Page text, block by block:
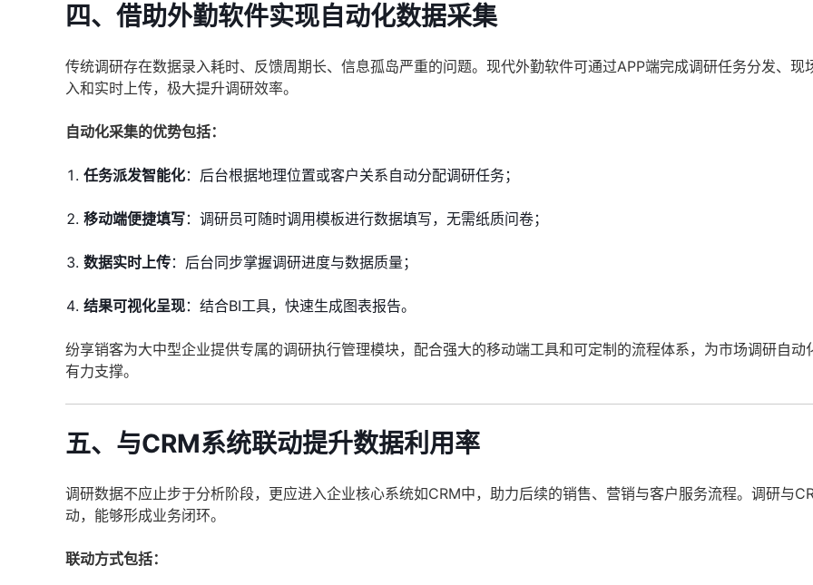
四、借助外勤软件实现自动化数据采集
传统调研存在数据录入耗时、反馈周期长、信息孤岛严重的问题。现代外勤软件可通过APP端完成调研任务分发、现
入和实时上传，极大提升调研效率。
自动化采集的优势包括：
任务派发智能化：后台根据地理位置或客户关系自动分配调研任务；
移动端便捷填写：调研员可随时调用模板进行数据填写，无需纸质问卷；
数据实时上传：后台同步掌握调研进度与数据质量；
结果可视化呈现：结合BI工具，快速生成图表报告。
纷享销客为大中型企业提供专属的调研执行管理模块，配合强大的移动端工具和可定制的流程体系，为市场调研自动
有力支撑。
五、与CRM系统联动提升数据利用率
调研数据不应止步于分析阶段，更应进入企业核心系统如CRM中，助力后续的销售、营销与客户服务流程。调研与
动，能够形成业务闭环。
联动方式包括：